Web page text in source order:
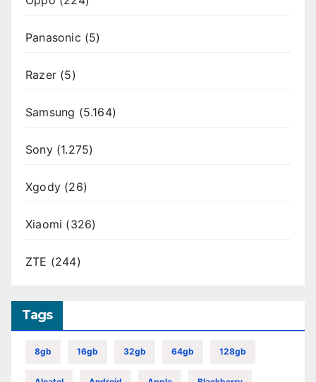
Panasonic (5)
Razer (5)
Samsung (5.164)
Sony(1.275)
Xgody (26)
Xiaomi (326)
ZTE (244)
Tags
8gb 16gb 32gb 64gb 128gb